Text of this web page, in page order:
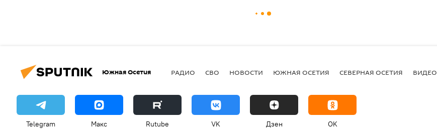
Южная Осетия РАДИО СВО НОВОСТИ ЮЖНАЯ ОСЕТИЯ СЕВЕРНАЯ ОСЕТИЯ ВИДЕО
Telegram Макс Rutube VK Дзен OK